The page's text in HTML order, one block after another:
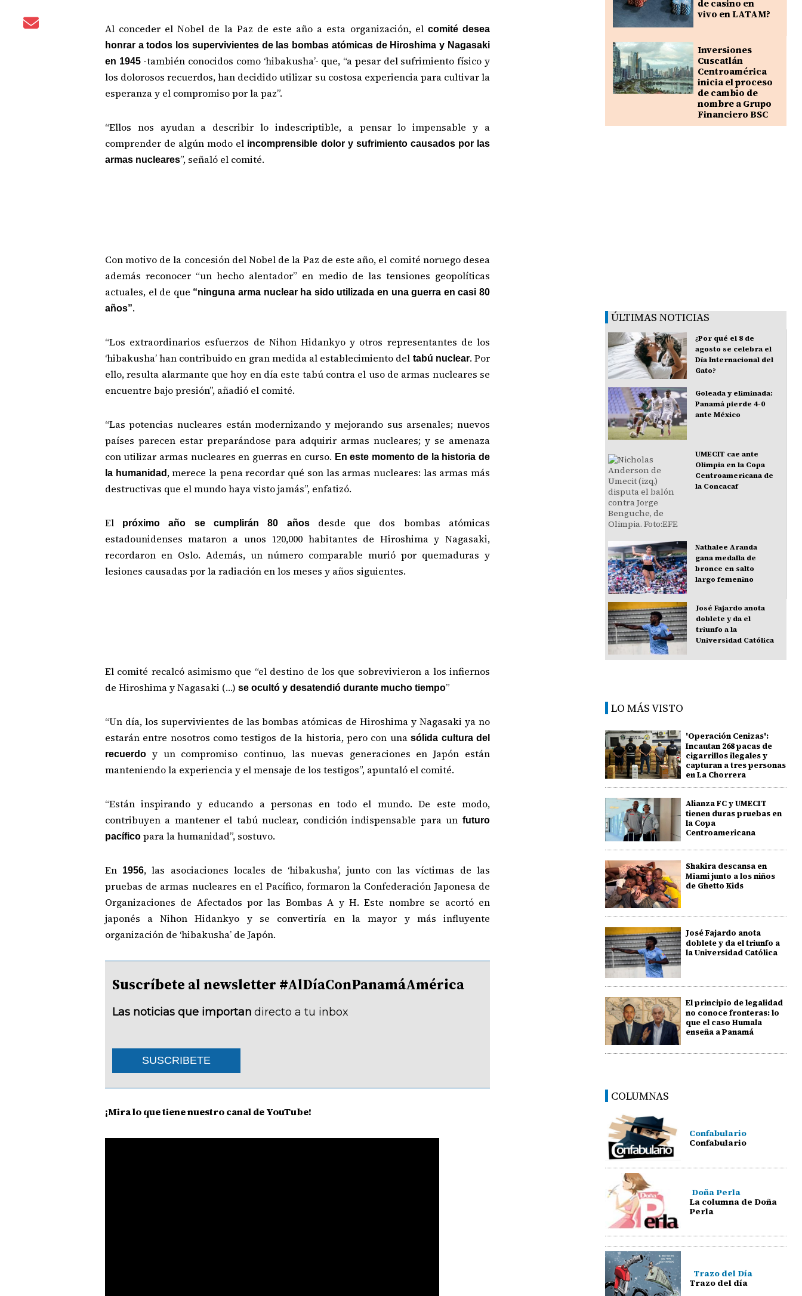
Al conceder el Nobel de la Paz de este año a esta organización, el comité desea
honrar a todos los supervivientes de las bombas atómicas de Hiroshima y Nagasaki
en 1945-también conocidos como ‘hibakusha’- que, “a pesar del sufrimiento físico y
los dolorosos recuerdos, han decidido utilizar su costosa experiencia para cultivar la
esperanza y el compromiso por la paz”.
“Ellos nos ayudan a describir lo indescriptible, a pensar lo impensable y a
comprender de algún modo el incomprensible dolor y sufrimiento causados por las
armas nucleares”, señaló el comité.
Con motivo de la concesión del Nobel de la Paz de este año, el comité noruego desea
además reconocer “un hecho alentador” en medio de las tensiones geopolíticas
actuales, el de que “ninguna arma nuclear ha sido utilizada en una guerra en casi 80
años”.
“Los extraordinarios esfuerzos de Nihon Hidankyo y otros representantes de los
‘hibakusha’ han contribuido en gran medida al establecimiento del tabú nuclear. Por
ello, resulta alarmante que hoy en día este tabú contra el uso de armas nucleares se
encuentre bajo presión”, añadió el comité.
“Las potencias nucleares están modernizando y mejorando sus arsenales; nuevos
países parecen estar preparándose para adquirir armas nucleares; y se amenaza
con utilizar armas nucleares en guerras en curso. En este momento de la historia de
la humanidad , merece la pena recordar qué son las armas nucleares: las armas más
destructivas que el mundo haya visto jamás”, enfatizó.
El próximo año se cumplirán 80 añosdesde que dos bombas atómicas
estadounidenses mataron a unos 120,000 habitantes de Hiroshima y Nagasaki,
recordaron en Oslo. Además, un número comparable murió por quemaduras y
lesiones causadas por la radiación en los meses y años siguientes.
El comité recalcó asimismo que “el destino de los que sobrevivieron a los infiernos
de Hiroshima y Nagasaki (…) se ocultó y desatendió durante mucho tiempo”
“Un día, los supervivientes de las bombas atómicas de Hiroshima y Nagasaki ya no
estarán entre nosotros como testigos de la historia, pero con unasólida cultura del
recuerdo y un compromiso continuo, las nuevas generaciones en Japón están
manteniendo la experiencia y el mensaje de los testigos”, apuntaló el comité.
“Están inspirando y educando a personas en todo el mundo. De este modo,
contribuyen a mantener el tabú nuclear, condición indispensable para un futuro
pacífico para la humanidad”, sostuvo.
En 1956, las asociaciones locales de ‘hibakusha’, junto con las víctimas de las
pruebas de armas nucleares en el Pacífico, formaron la Confederación Japonesa de
Organizaciones de Afectados por las Bombas A y H. Este nombre se acortó en
japonés a Nihon Hidankyo y se convertiría en la mayor y más influyente
organización de ‘hibakusha’ de Japón.
Suscríbete al newsletter #AlDíaConPanamáAmérica
Las noticias que importan directo a tu inbox
SUSCRIBETE
¡Mira lo que tiene nuestro canal de YouTube!
de casino en
vivo en LATAM?
Inversiones
Cuscatlán
Centroamérica
inicia el proceso
de cambio de
nombre a Grupo
Financiero BSC
ÚLTIMAS NOTICIAS
¿Por qué el 8 de
agosto se celebra el
Día Internacional del
Gato?
Goleada y eliminada:
Panamá pierde 4-0
ante México
UMECIT cae ante
Olimpia en la Copa
Centroamericana de
la Concacaf
Nathalee Aranda
gana medalla de
bronce en salto
largo femenino
José Fajardo anota
doblete y da el
triunfo a la
Universidad Católica
LO MÁS VISTO
'Operación Cenizas':
Incautan 268 pacas de
cigarrillos ilegales y
capturan a tres personas
en La Chorrera
Alianza FC y UMECIT
tienen duras pruebas en
la Copa
Centroamericana
Shakira descansa en
Miami junto a los niños
de Ghetto Kids
José Fajardo anota
doblete y da el triunfo a
la Universidad Católica
El principio de legalidad
no conoce fronteras: lo
que el caso Humala
enseña a Panamá
COLUMNAS
Confabulario
Confabulario
Doña Perla
La columna de Doña
Perla
Trazo del Día
Trazo del día